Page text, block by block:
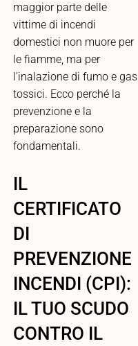
maggior parte delle
vittime di incendi
domestici non muore per
le fiamme, ma per
l’inalazione di fumo e gas
tossici. Ecco perché la
prevenzione e la
preparazione sono
fondamentali.
IL
CERTIFICATO
DI
PREVENZIONE
INCENDI (CPI):
IL TUO SCUDO
CONTRO IL